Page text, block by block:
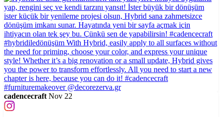
cadencecraft Nov 22